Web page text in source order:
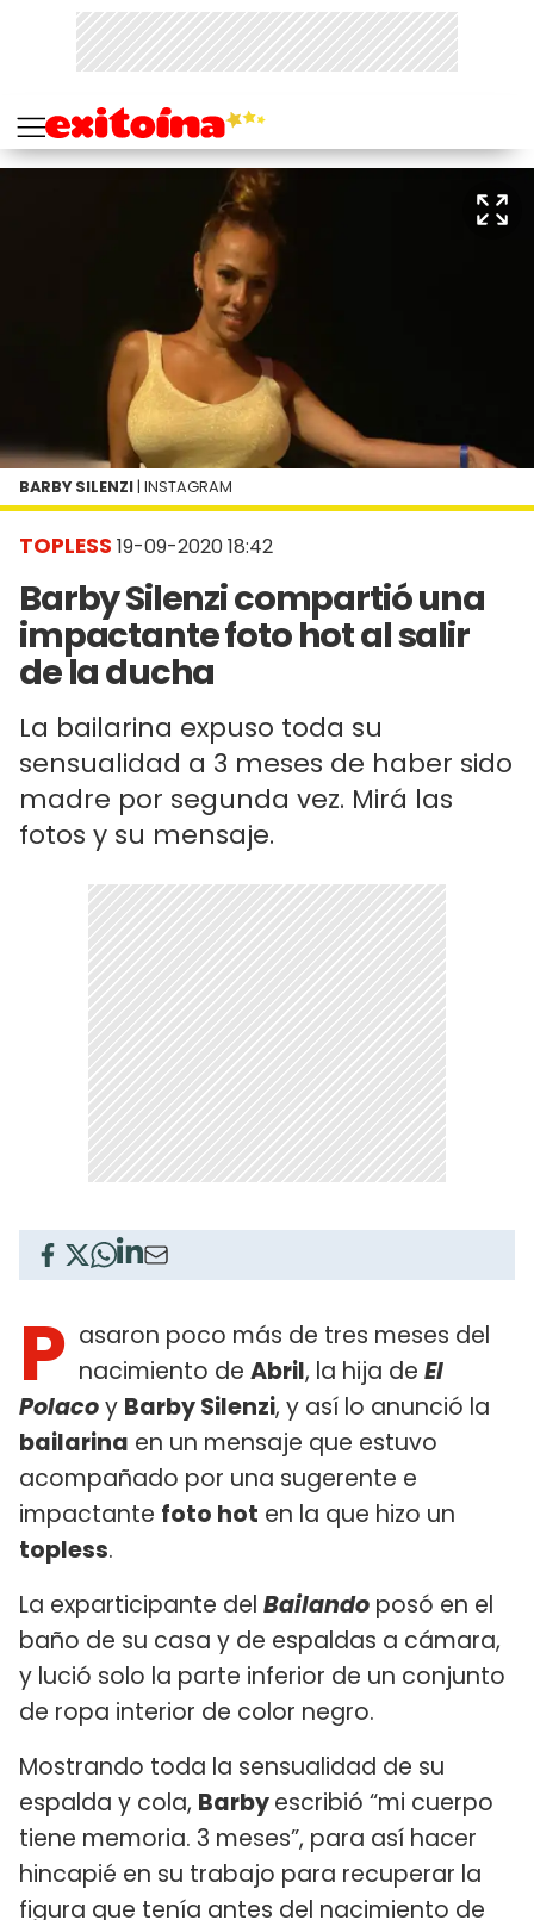
TOPLESS 19-09-2020 18:42
Barby Silenzi compartió una
impactante foto hot al salir
de la ducha
La bailarina expuso toda su
sensualidad a 3 meses de haber sido
madre por segunda vez. Mirá las
fotos y su mensaje.
BARBY SILENZI | INSTAGRAM
P asaron poco más de tres meses del
nacimiento de Abril, la hija de El
Polacoy Barby Silenzi, y así lo anunció la
bailarina en un mensaje que estuvo
acompañado por una sugerente e
impactante foto hot en la que hizo un
topless.
La exparticipante del Bailando posó en el
baño de su casa y de espaldas a cámara,
y lució solo la parte inferior de un conjunto
de ropa interior de color negro.
Mostrando toda la sensualidad de su
espalda y cola, Barbyescribió “mi cuerpo
tiene memoria. 3 meses”, para así hacer
hincapié en su trabajo para recuperar la
figura que tenía antes del nacimiento de